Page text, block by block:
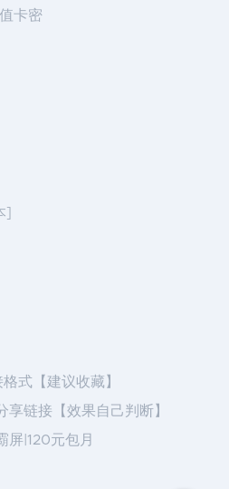
卡密
式【建议收藏】
链接【效果自己判断】
屏|120元包月